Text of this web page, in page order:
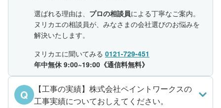
選ばれる理由は、 プロの相談員による丁寧なご案内。
ヌリカエの相談員が、みなさまの会社選びのお悩みを
解決いたします。
ヌリカエに聞いてみる 0121-729-451
年中無休 9:00~19:00《通信料無料》
Q
【工事の実績】株式会社ペイントワークスの
工事実績についておしえてください。